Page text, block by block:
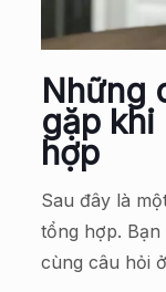
Những
gặp
hợp
Sau đây là
tổng hợp.
cùng câu hỏi